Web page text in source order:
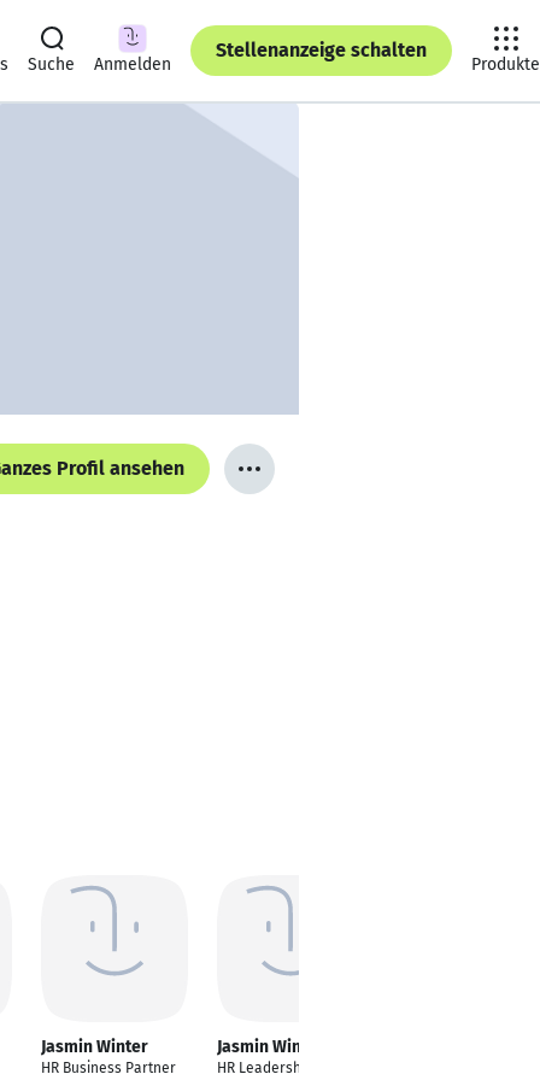
Suche Anmelden
Stellenanzeige schalten
Produkte
Profil ansehen
Jasmin Winter
HR Business Partner
Jasmin Winter
HR Leadership